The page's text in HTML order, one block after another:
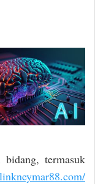
bidang, termasuk